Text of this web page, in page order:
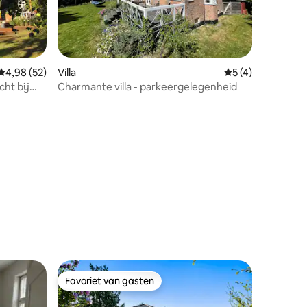
beoordeling van 4,98 uit 5, 52 recensies
4,98 (52)
bij
Villa Gemiddelde
5 (4)
Charmante villa - parkeergelegenheid
Favoriet van gasten
Favoriet van gasten